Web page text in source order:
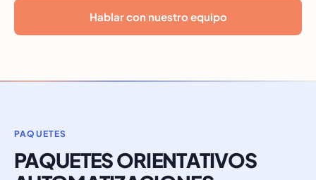
Hablar con nuestro equipo
PAQUETES
PAQUETES ORIENTATIVOS